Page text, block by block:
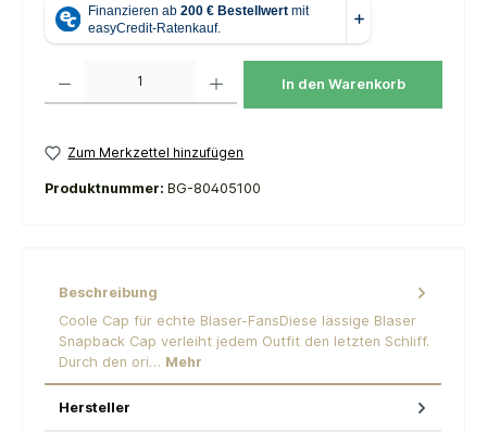
In den Warenkorb
Zum Merkzettel hinzufügen
Produktnummer: BG-80405100
Beschreibung
Coole Cap für echte Blaser-FansDiese lässige Blaser
Snapback Cap verleiht jedem Outfit den letzten Schliff.
Durch den ori… Mehr
Hersteller